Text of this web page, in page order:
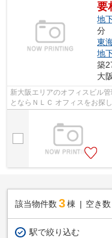
要
地
分
東
地
築
大
新大阪エリアのオフィスビル
とならＮＬＣ オフィスをお探
該当物件数 3棟 空き数
駅で絞り込む